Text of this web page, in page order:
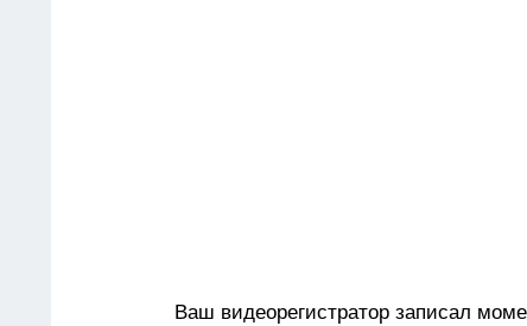
Ваш видеорегистратор записал